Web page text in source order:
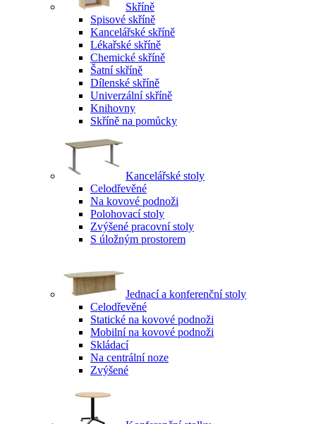
Skříně
Spisové skříně
Kancelářské skříně
Lékařské skříně
Chemické skříně
Šatní skříně
Dílenské skříně
Univerzální skříně
Knihovny
Skříně na pomůcky
Kancelářské stoly
Celodřevěné
Na kovové podnoži
Polohovací stoly
Zvýšené pracovní stoly
S úložným prostorem
Jednací a konferenční stoly
Celodřevěné
Statické na kovové podnoži
Mobilní na kovové podnoži
Skládací
Na centrální noze
Zvýšené